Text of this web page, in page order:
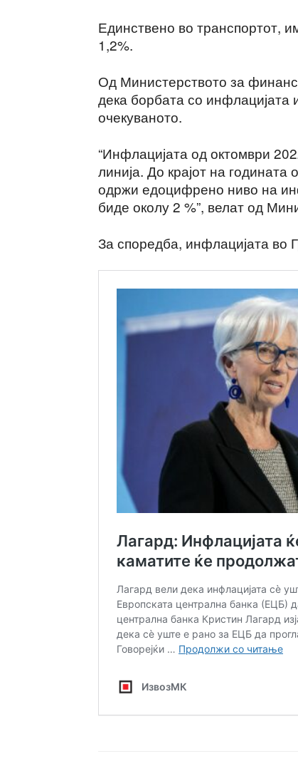
Единствено во транспортот,
1,2%.
Од Министерството за
дека борбата со инфлацијата
очекуваното.
“Инфлацијата од октомври
линија. До крајот на
одржи едоцифрено ниво на
биде околу 2 %”, велат од
За споредба, инфлацијата во